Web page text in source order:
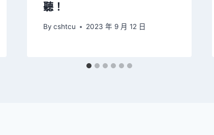
聽！
By cshtcu 2023 年 9 月 12 日